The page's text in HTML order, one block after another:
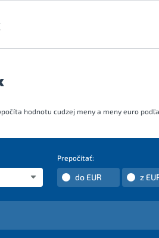
hodnotu cudzej meny a meny euro
Prepočítať:
do EUR z